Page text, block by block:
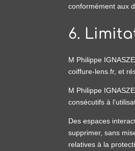
conformément aux
6.
M Philippe
coiffure-lens.fr, et
M Philippe
consécutifs à
Des espaces
supprimer, sans
relatives à la